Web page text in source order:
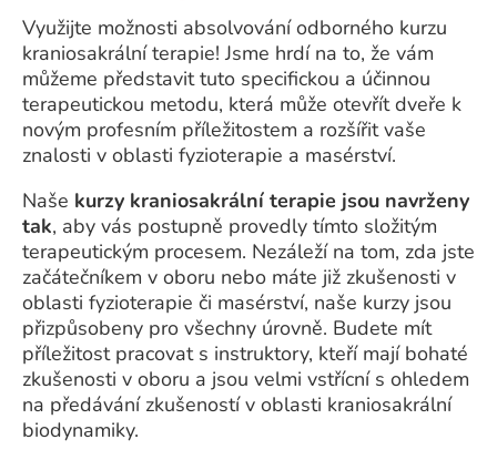
Využijte možnosti absolvování odborného kurzu
kraniosakrální terapie! Jsme hrdí na to, že vám
můžeme představit tuto specifickou a účinnou
terapeutickou metodu, která může otevřít dveře k
novým profesním příležitostem a rozšířit vaše
znalosti v oblasti fyzioterapie a masérství.
Naše kurzy kraniosakrální terapie jsou navrženy
tak, aby vás postupně provedly tímto složitým
terapeutickým procesem. Nezáleží na tom, zda jste
začátečníkem v oboru nebo máte již zkušenosti v
oblasti fyzioterapie či masérství, naše kurzy jsou
přizpůsobeny pro všechny úrovně. Budete mít
příležitost pracovat s instruktory, kteří mají bohaté
zkušenosti v oboru a jsou velmi vstřícní s ohledem
na předávání zkušeností v oblasti kraniosakrální
biodynamiky.